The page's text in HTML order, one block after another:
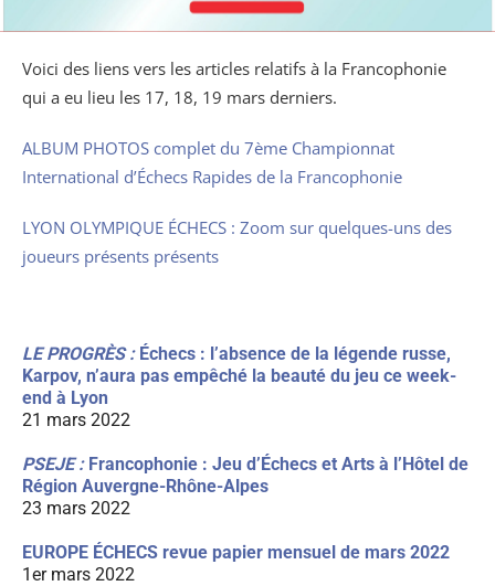
Voici des liens vers les articles relatifs à la Francophonie
qui a eu lieu les 17, 18, 19 mars derniers.
ALBUM PHOTOS complet du 7ème Championnat
International d’Échecs Rapides de la Francophonie
LYON OLYMPIQUE ÉCHECS : Zoom sur quelques-uns des
joueurs présents présents
LE PROGRÈS : Échecs : l’absence de la légende russe,
Karpov, n’aura pas empêché la beauté du jeu ce week-
end à Lyon
21 mars 2022
PSEJE :Francophonie : Jeu d’Échecs et Arts à l’Hôtel de
Région Auvergne-Rhône-Alpes
23 mars 2022
EUROPE ÉCHECS revue papier mensuel de mars 2022
1er mars 2022